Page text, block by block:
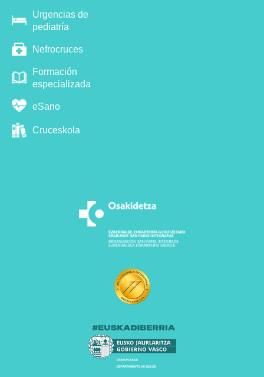
Urgencias de
pediatría
Nefrocruces
Formación
especializada
eSano
Cruceskola